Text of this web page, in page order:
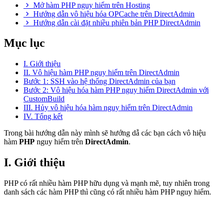
Mở hàm PHP nguy hiểm trên Hosting
Hướng dẫn vô hiệu hóa OPCache trên DirectAdmin
Hướng dẫn cài đặt nhiều phiên bản PHP DirectAdmin
Mục lục
I. Giới thiệu
II. Vô hiệu hàm PHP nguy hiểm trên DirectAdmin
Bước 1: SSH vào hệ thống DirectAdmin của bạn
Bước 2: Vô hiệu hóa hàm PHP nguy hiểm DirectAdmin với
CustomBuild
III. Hủy vô hiệu hóa hàm nguy hiểm trên DirectAdmin
IV. Tổng kết
Trong bài hướng dẫn này mình sẽ hướng dẫ các bạn cách vô hiệu
hàm PHP nguy hiểm trên DirectAdmin.
I. Giới thiệu
PHP có rất nhiều hàm PHP hữu dụng và mạnh mẽ, tuy nhiên trong
danh sách các hàm PHP thì cũng có rất nhiều hàm PHP nguy hiểm.